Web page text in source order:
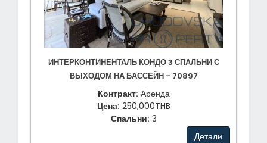
ИНТЕРКОНТИНЕНТАЛЬ КОНДО 3 СПАЛЬНИ С
ВЫХОДОМ НА БАССЕЙН - 70897
Контракт: Аренда
Цена: 250,000THB
Спальни: 3
Детали